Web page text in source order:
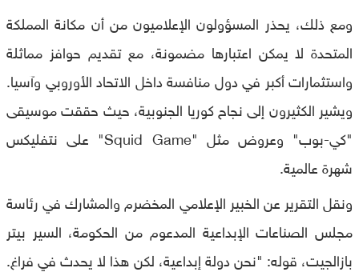
ومع ذلك، يحذر المسؤولون الإعلاميون من أن مكانة المملكة
المتحدة لا يمكن اعتبارها مضمونة، مع تقديم حوافز مماثلة
واستثمارات أكبر في دول منافسة داخل الاتحاد الأوروبي وآسيا.
ويشير الكثيرون إلى نجاح كوريا الجنوبية، حيث حققت موسيقى
"كي-بوب" وعروض مثل "Squid Game" على نتفليكس
شهرة عالمية.
ونقل التقرير عن الخبير الإعلامي المخضرم والمشارك في رئاسة
مجلس الصناعات الإبداعية المدعوم من الحكومة، السير بيتر
بازالجيت، قوله: "نحن دولة إبداعية، لكن هذا لا يحدث في فراغ.